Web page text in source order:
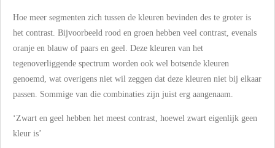
Hoe meer segmenten zich tussen de kleuren bevinden des te groter is
het contrast. Bijvoorbeeld rood en groen hebben veel contrast, evenals
oranje en blauw of paars en geel. Deze kleuren van het
tegenoverliggende spectrum worden ook wel botsende kleuren
genoemd, wat overigens niet wil zeggen dat deze kleuren niet bij elkaar
passen. Sommige van die combinaties zijn juist erg aangenaam.
‘Zwart en geel hebben het meest contrast, hoewel zwart eigenlijk geen
kleur is’